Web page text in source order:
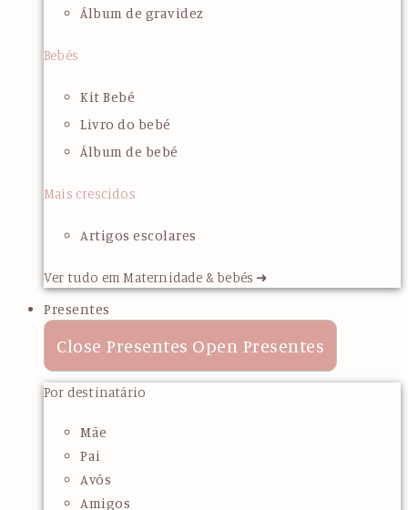
Álbum de gravidez
Bebés
Kit Bebé
Livro do bebé
Álbum de bebé
Mais crescidos
Artigos escolares
Ver tudo em Maternidade & bebés ➜
Presentes
Close Presentes Open Presentes
Por destinatário
Mãe
Pai
Avós
Amigos